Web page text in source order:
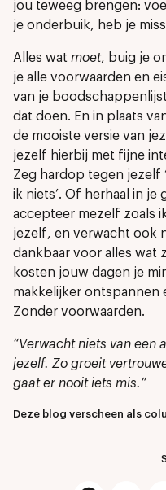
jou teweeg brengen:
je onderbuik, heb je
Alles wat moet, buig je
je alle voorwaarden en
van je
dat doen. En in plaats
de mooiste versie van
jezelf hierbij met fijne
Zeg hardop tegen jezelf
ik niets’. Of herhaal in je
accepteer mezelf zoals
jezelf, en verwacht ook
dankbaar voor alles wat
kosten jouw dagen je
makkelijker ontspannen
Zonder voorwaarden.
“Verwacht niets van een
jezelf. Zo groeit
gaat er nooit iets mis.”
Deze blog verscheen als